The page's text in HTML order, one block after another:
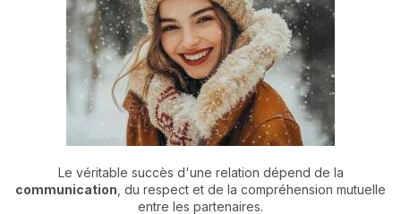
Le véritable succès d'une relation dépend de la
communication , du respect et de la compréhension mutuelle
entre les partenaires.